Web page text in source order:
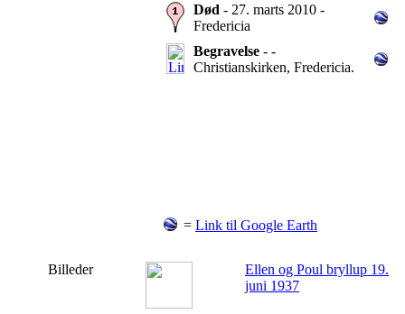
Død - 27. marts 2010 -
Fredericia
Begravelse - -
Christianskirken, Fredericia.
= Link til Google Earth
Billeder
Ellen og Poul bryllup 19.
juni 1937